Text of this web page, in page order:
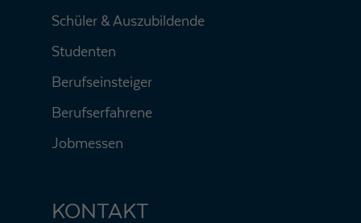
Schüler & Auszubildende
Studenten
Berufseinsteiger
Berufserfahrene
Jobmessen
KONTAKT